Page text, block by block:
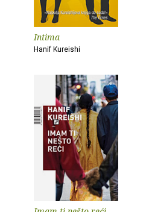
Intima
Hanif Kureishi